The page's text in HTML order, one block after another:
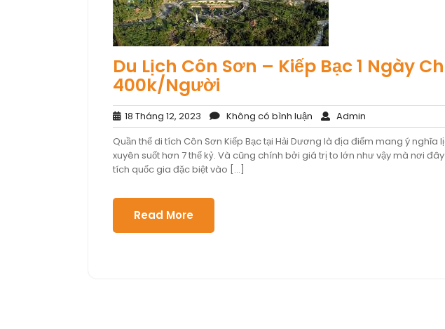
Du Lịch Côn Sơn – Kiếp Bạc 1 Ngày
400k/Người
18 Tháng 12, 2023
Tháng
12,
2023
Không có bình luận Không
có
bình
luận
Admin
Quần thể di tích Côn Sơn Kiếp Bạc tại Hải Dương là địa điểm mang ý nghĩa
xuyên suốt hơn 7 thế kỷ. Và cũng chính bởi giá trị to lớn như vậy mà nơi
tích quốc gia đặc biệt vào […]
Read More